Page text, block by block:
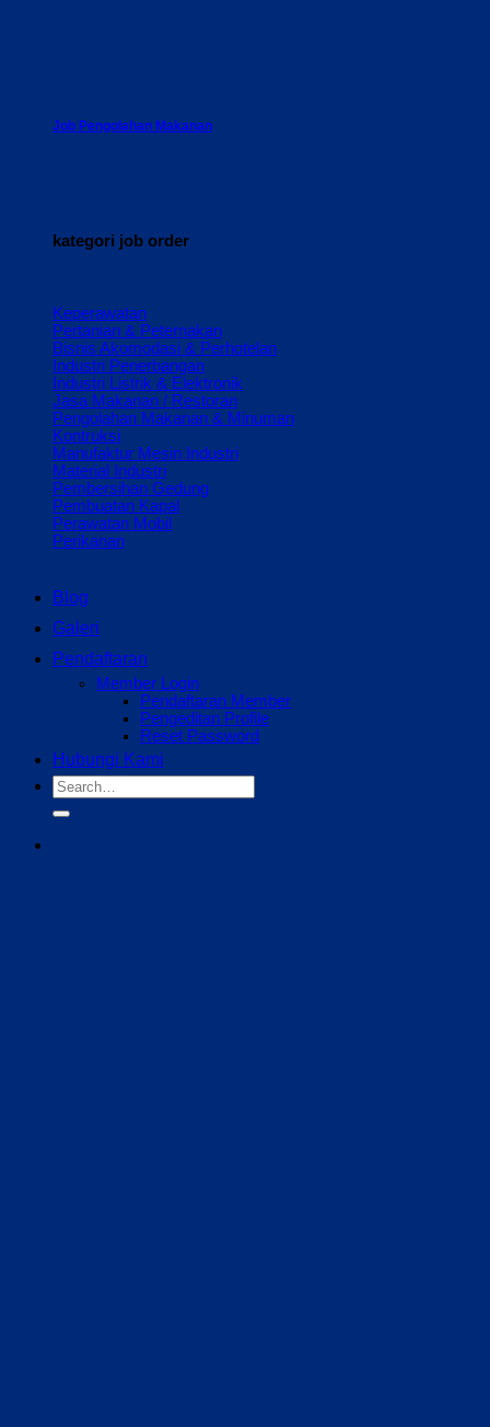
Job Pengolahan Makanan
kategori job order
Keperawatan
Pertanian & Peternakan
Bisnis Akomodasi & Perhotelan
Industri Penerbangan
Industri Listrik & Elektronik
Jasa Makanan / Restoran
Pengolahan Makanan & Minuman
Kontruksi
Manufaktur Mesin Industri
Material Industri
Pembersihan Gedung
Pembuatan Kapal
Perawatan Mobil
Perikanan
Blog
Galeri
Pendaftaran
Member Login
Pendaftaran Member
Pengeditan Profile
Reset Password
Hubungi Kami